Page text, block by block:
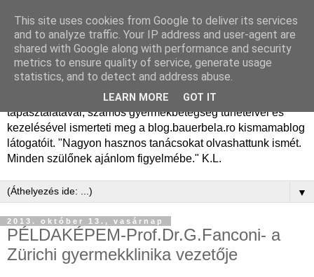
Dr. Bauer Béla Ph.D.
gyermekgyógyász
Dr. Bauer Béla Ph.D. gyermekgyógyász főorvos, 50 éves
tapasztalatával, számos gyermekbetegség tüneteivel és
kezelésével ismerteti meg a blog.bauerbela.ro kismamablog
látogatóit. "Nagyon hasznos tanácsokat olvashattunk ismét.
Minden szülőnek ajánlom figyelmébe." K.L.
▼
2013. október 13., vasárnap
PÉLDAKÉPEM-Prof.Dr.G.Fanconi- a
Zürichi gyermekklinika vezetője
This site uses cookies from Google to deliver its services
and to analyze traffic. Your IP address and user-agent are
shared with Google along with performance and security
metrics to ensure quality of service, generate usage
statistics, and to detect and address abuse.
LEARN MORE GOT IT